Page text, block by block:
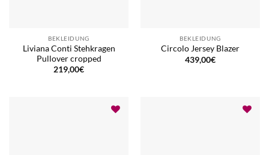
BEKLEIDUNG
Liviana Conti Stehkragen
Pullover cropped
219,00€
BEKLEIDUNG
Circolo Jersey Blazer
439,00€